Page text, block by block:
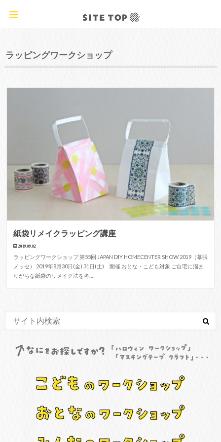
ラッピングワークショップ
紙袋リメイクラッピング講座
2019.09.02
ラッピングワークショップ 第55回 JAPAN DIY HOMECENTER SHOW 2019（幕張
メッセ） 2019年8月30日(金) 31日(土) 開催 おとな・こども対象 ご自宅に溜ま
りがちな紙袋のリメイク法を考…